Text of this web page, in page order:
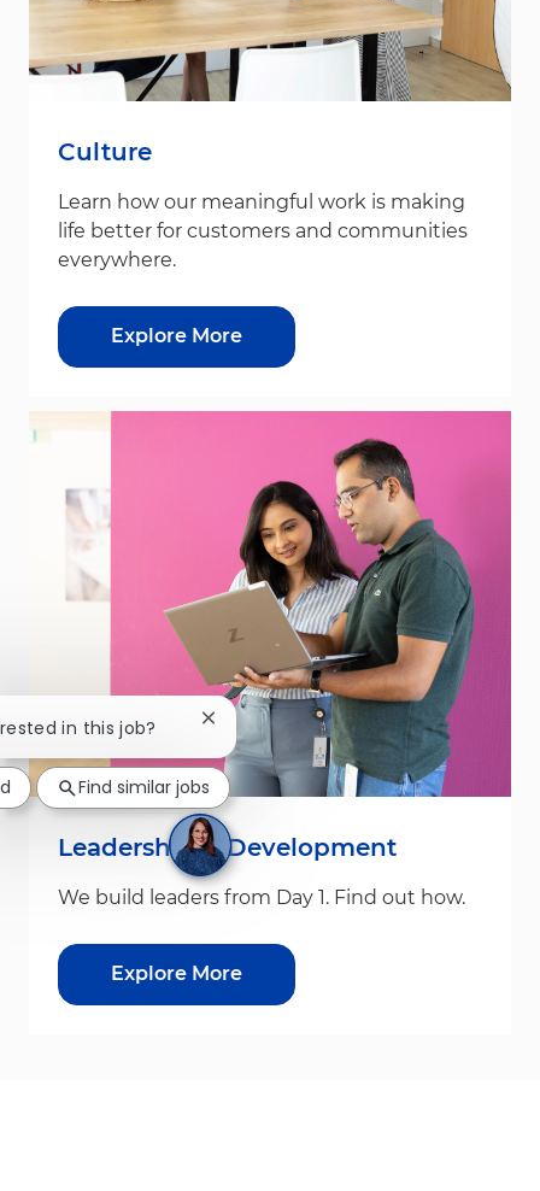
Culture
Learn how our meaningful work is making
life better for customers and communities
everywhere.
Explore More
Leadership & Development
We build leaders from Day 1. Find out how.
Explore More
in this job? Close chatbot notification
Find similar jobs